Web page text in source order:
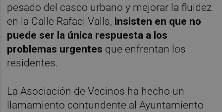
pesado del casco urbano y mejorar la fluidez
en la Calle Rafael Valls, insisten en que no
puede ser la única respuesta a los
problemas urgentes que enfrentan los
residentes.
La Asociación de Vecinos ha hecho un
llamamiento contundente al Ayuntamiento